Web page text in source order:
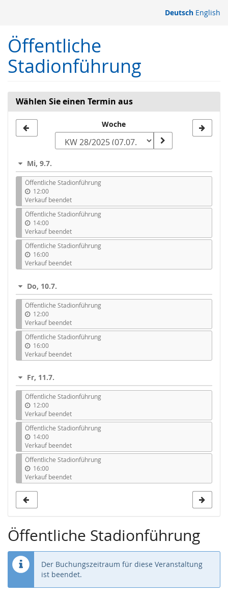
springen
Deutsch English
Öffentliche
Stadionführung
Wählen Sie einen Termin aus
zur
auswählen
Woche
Mi, 9.7.
Öffentliche Stadionführung
12:00
Verkauf beendet
Öffentliche Stadionführung
14:00
Verkauf beendet
Öffentliche Stadionführung
16:00
Verkauf beendet
Do, 10.7.
Öffentliche Stadionführung
12:00
Verkauf beendet
Öffentliche Stadionführung
16:00
Verkauf beendet
Fr, 11.7.
Öffentliche Stadionführung
12:00
Verkauf beendet
Öffentliche Stadionführung
14:00
Verkauf beendet
Öffentliche Stadionführung
16:00
Verkauf beendet
Öffentliche Stadionführung
Der Buchungszeitraum für diese Veranstaltung
ist beendet.